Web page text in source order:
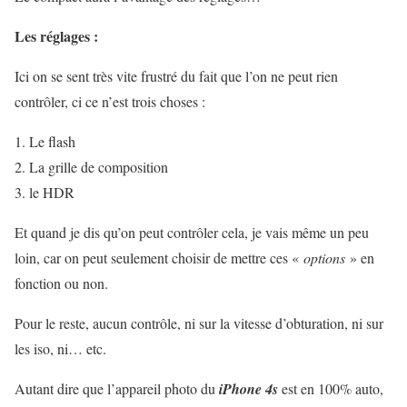
Les réglages :
Ici on se sent très vite frustré du fait que l’on ne peut rien
contrôler, ci ce n’est trois choses :
Le flash
La grille de composition
le HDR
Et quand je dis qu’on peut contrôler cela, je vais même un peu
loin, car on peut seulement choisir de mettre ces « options » en
fonction ou non.
Pour le reste, aucun contrôle, ni sur la vitesse d’obturation, ni sur
les iso, ni… etc.
Autant dire que l’appareil photo du iPhone 4sest en 100% auto,